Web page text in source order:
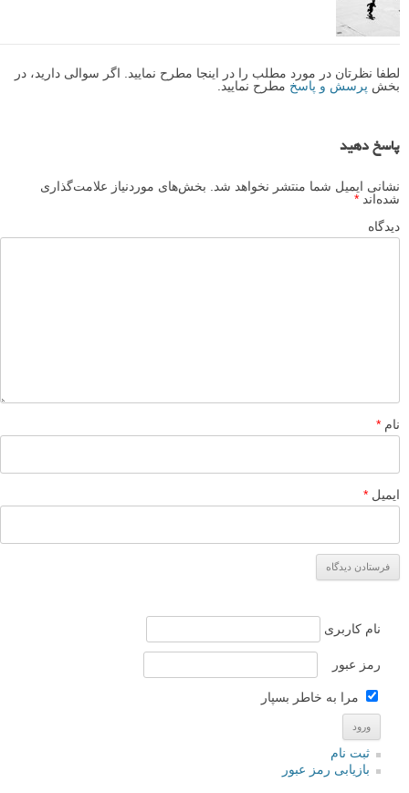
لطفا نظرتان در مورد مطلب را در اینجا مطرح نمایید. اگر سوالی دارید، در
بخش پرسش و پاسخ مطرح نمایید.
پاسخ دهید
نشانی ایمیل شما منتشر نخواهد شد.
بخش‌های موردنیاز علامت‌گذاری
شده‌اند *
دیدگاه
نام *
ایمیل *
نام کاربری
رمز عبور
مرا به خاطر بسپار
ثبت نام
بازیابی رمز عبور